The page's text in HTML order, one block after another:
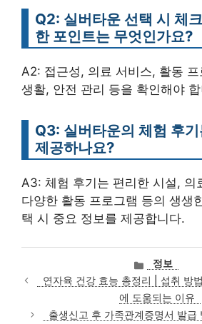
Q2: 실버타운 선택 시 체
한 포인트는 무엇인가요?
A2: 접근성, 의료 서비스, 활동 프
생활, 안전 관리 등을 확인해야
Q3: 실버타운의 체험 후
제공하나요?
A3: 체험 후기는 편리한 시설, 의
다양한 활동 프로그램 등의 생생
택 시 중요 정보를 제공합니다.
카
테
고
리
정보
연자육 건강 효능 총정리 | 섭취 방
에 도움되는 이유
출생신고 후 가족관계증명서 발급